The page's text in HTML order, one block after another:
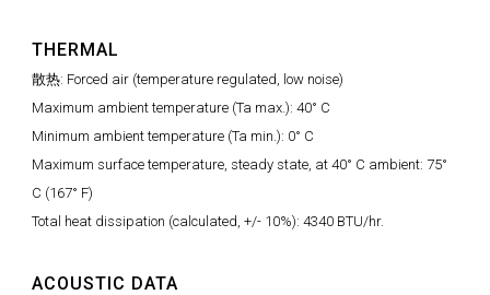
THERMAL
散热: Forced air (temperature regulated, low noise)
Maximum ambient temperature (Ta max.): 40° C
Minimum ambient temperature (Ta min.): 0° C
Maximum surface temperature, steady state, at 40° C ambient: 75°
C (167° F)
Total heat dissipation (calculated, +/- 10%): 4340 BTU/hr.
ACOUSTIC DATA